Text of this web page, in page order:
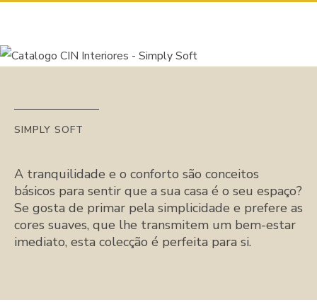
SIMPLY SOFT
A tranquilidade e o conforto são conceitos
básicos para sentir que a sua casa é o seu espaço?
Se gosta de primar pela simplicidade e prefere as
cores suaves, que lhe transmitem um bem-estar
imediato, esta colecção é perfeita para si.